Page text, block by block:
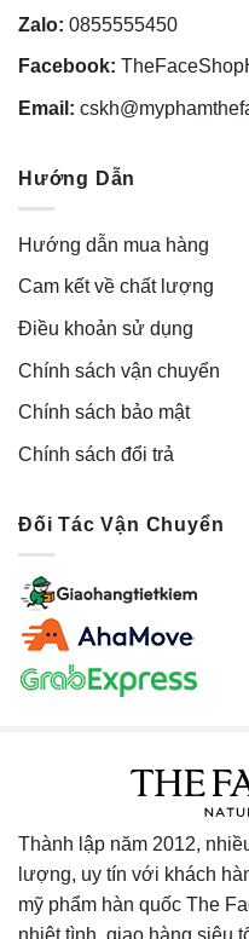
Zalo: 0855555450
Facebook:
Email:
Hướng Dẫn
Hướng dẫn mua hàng
Cam kết về chất lượng
Điều khoản sử dụng
Chính sách vận chuyển
Chính sách bảo mật
Chính sách đổi trả
Đối Tác Vận Chuyển
Thành lập năm 2012,
lượng, uy tín với khách
mỹ phẩm hàn quốc The
nhiệt tình, giao hàng siêu